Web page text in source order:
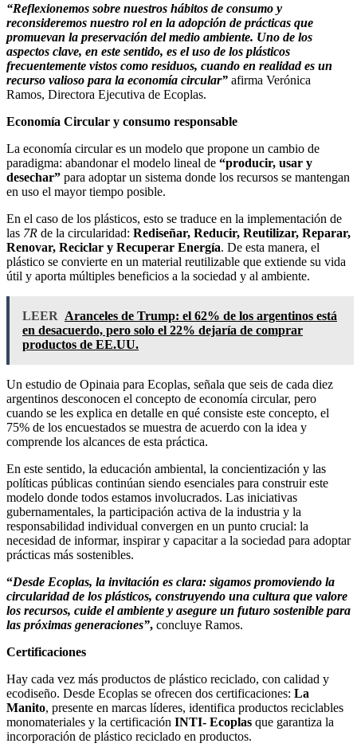
“Reflexionemos sobre nuestros hábitos de consumo y
reconsideremos nuestro rol en la adopción de prácticas que
promuevan la preservación del medio ambiente. Uno de los
aspectos clave, en este sentido, es el uso de los plásticos
frecuentemente vistos como residuos, cuando en realidad es un
recurso valioso para la economía circular” afirma Verónica
Ramos, Directora Ejecutiva de Ecoplas.
Economía Circular y consumo responsable
La economía circular es un modelo que propone un cambio de
paradigma: abandonar el modelo lineal de “producir, usar y
desechar” para adoptar un sistema donde los recursos se mantengan
en uso el mayor tiempo posible.
En el caso de los plásticos, esto se traduce en la implementación de
las 7R de la circularidad: Rediseñar, Reducir, Reutilizar, Reparar,
Renovar, Reciclar y Recuperar Energía. De esta manera, el
plástico se convierte en un material reutilizable que extiende su vida
útil y aporta múltiples beneficios a la sociedad y al ambiente.
LEER Aranceles de Trump: el 62% de los argentinos está
en desacuerdo, pero solo el 22% dejaría de comprar
productos de EE.UU.
Un estudio de Opinaia para Ecoplas, señala que seis de cada diez
argentinos desconocen el concepto de economía circular, pero
cuando se les explica en detalle en qué consiste este concepto, el
75% de los encuestados se muestra de acuerdo con la idea y
comprende los alcances de esta práctica.
En este sentido, la educación ambiental, la concientización y las
políticas públicas continúan siendo esenciales para construir este
modelo donde todos estamos involucrados. Las iniciativas
gubernamentales, la participación activa de la industria y la
responsabilidad individual convergen en un punto crucial: la
necesidad de informar, inspirar y capacitar a la sociedad para adoptar
prácticas más sostenibles.
“Desde Ecoplas, la invitación es clara: sigamos promoviendo la
circularidad de los plásticos, construyendo una cultura que valore
los recursos, cuide el ambiente y asegure un futuro sostenible para
las próximas generaciones”, concluye Ramos.
Certificaciones
Hay cada vez más productos de plástico reciclado, con calidad y
ecodiseño. Desde Ecoplas se ofrecen dos certificaciones: La
Manito, presente en marcas líderes, identifica productos reciclables
monomateriales y la certificación INTI- Ecoplas que garantiza la
incorporación de plástico reciclado en productos.